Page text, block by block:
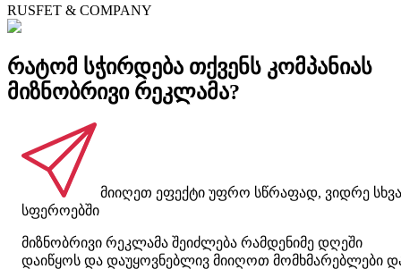
RUSFET & COMPANY
რატომ სჭირდება თქვენს კომპანიას
მიზნობრივი რეკლამა?
მიიღეთ ეფექტი უფრო სწრაფად, ვიდრე სხვა
სფეროებში
მიზნობრივი რეკლამა შეიძლება რამდენიმე დღეში
დაიწყოს და დაუყოვნებლივ მიიღოთ მომხმარებლები